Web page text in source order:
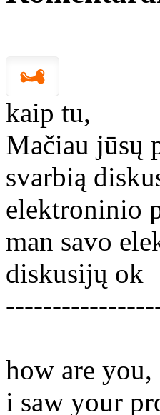
kaip tu,
Mačiau jūsų
svarbią
elektroninio
man savo
diskusijų ok
how are you,
i saw your